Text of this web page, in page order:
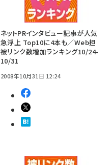
ネットPRインタビュー記事が人気
急浮上 Top10に4本も／Web担
被リンク数増加ランキング10/24-
10/31
2008年10月31日 12:24